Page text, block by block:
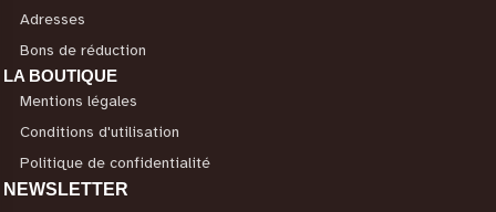
Adresses
Bons de réduction
LA BOUTIQUE
Mentions légales
Conditions d'utilisation
Politique de confidentialité
NEWSLETTER